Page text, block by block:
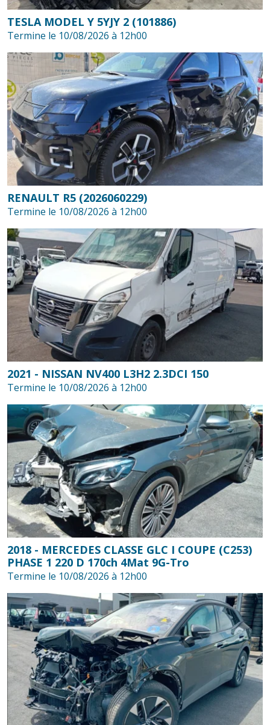
TESLA MODEL Y 5YJY 2 (101886)
Termine le 10/08/2026 à 12h00
RENAULT R5 (2026060229)
Termine le 10/08/2026 à 12h00
2021 - NISSAN NV400 L3H2 2.3DCI 150
Termine le 10/08/2026 à 12h00
2018 - MERCEDES CLASSE GLC I COUPE (C253)
PHASE 1 220 D 170ch 4Mat 9G-Tro
Termine le 10/08/2026 à 12h00